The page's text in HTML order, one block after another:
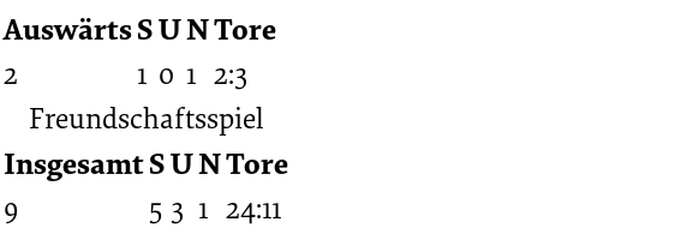
AuswärtsSUNTore
2 1 0 1 2:3
Freundschaftsspiel
InsgesamtSUNTore
9 5 3 1 24:11